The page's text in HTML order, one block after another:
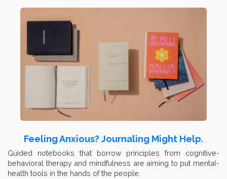
Feeling Anxious? Journaling Might Help.
Guided notebooks that borrow principles from cognitive-
behavioral therapy and mindfulness are aiming to put mental-
health tools in the hands of the people.